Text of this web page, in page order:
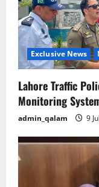
Exclusive News
Lahore Traffic
Monitoring
admin_qalam 9